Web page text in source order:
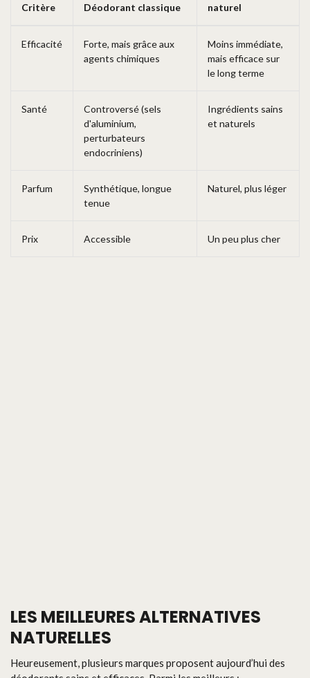
Critère Déodorant classique
naturel
Efficacité
Forte, mais grâce aux
agents chimiques
Moins immédiate,
mais efficace sur
le long terme
Santé
Controversé (sels
d'aluminium,
perturbateurs
endocriniens)
Ingrédients sains
et naturels
Parfum
Synthétique, longue
tenue
Naturel, plus léger
Prix Accessible Un peu plus cher
LES MEILLEURES ALTERNATIVES
NATURELLES
Heureusement, plusieurs marques proposent aujourd’hui des